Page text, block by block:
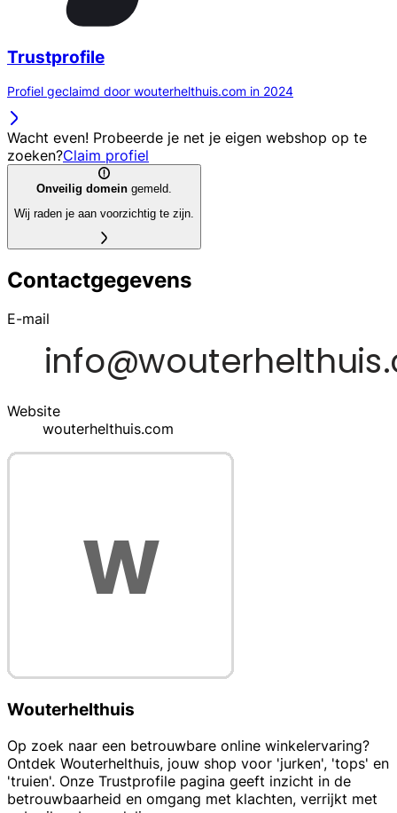
Trustprofile
Profiel geclaimd door wouterhelthuis.com in 2024
Wacht even! Probeerde je net je eigen webshop op te
zoeken?Claim profiel
Onveilig domein gemeld.
Wij raden je aan voorzichtig te zijn.
Contactgegevens
E-mail
Website
wouterhelthuis.com
Wouterhelthuis
Op zoek naar een betrouwbare online winkelervaring?
Ontdek Wouterhelthuis, jouw shop voor 'jurken', 'tops' en
'truien'. Onze Trustprofile pagina geeft inzicht in de
betrouwbaarheid en omgang met klachten, verrijkt met